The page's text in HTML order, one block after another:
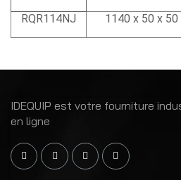
RQR114NJ
1140 x 50 x 50
IDEQUIP est votre fourniture
en ligne